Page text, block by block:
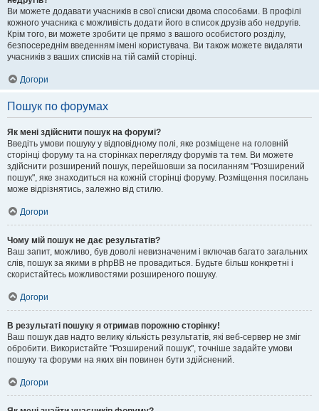
Ви можете додавати учасників в свої списки двома способами. В профілі
кожного учасника є можливість додати його в список друзів або недругів.
Крім того, ви можете зробити це прямо з вашого особистого розділу,
безпосереднім введенням імені користувача. Ви також можете видаляти
учасників з ваших списків на тій самій сторінці.
Догори
Пошук по форумах
Як мені здійснити пошук на форумі?
Введіть умови пошуку у відповідному полі, яке розміщене на головній
сторінці форуму та на сторінках перегляду форумів та тем. Ви можете
здійснити розширений пошук, перейшовши за посиланням "Розширений
пошук", яке знаходиться на кожній сторінці форуму. Розміщення посилань
може відрізнятись, залежно від стилю.
Догори
Чому мій пошук не дає результатів?
Ваш запит, можливо, був доволі невизначеним і включав багато загальних
слів, пошук за якими в phpBB не провадиться. Будьте більш конкретні і
скористайтесь можливостями розширеного пошуку.
Догори
В результаті пошуку я отримав порожню сторінку!
Ваш пошук дав надто велику кількість результатів, які веб-сервер не зміг
обробити. Використайте "Розширений пошук", точніше задайте умови
пошуку та форуми на яких він повинен бути здійснений.
Догори